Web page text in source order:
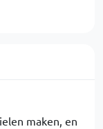
maken, en